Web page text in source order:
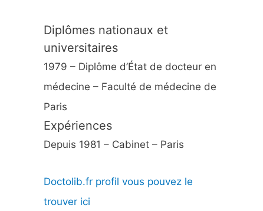
Diplômes nationaux et
universitaires
1979 – Diplôme d’État de docteur en
médecine – Faculté de médecine de
Paris
Expériences
Depuis 1981 – Cabinet – Paris
Doctolib.fr profil vous pouvez le
trouver ici